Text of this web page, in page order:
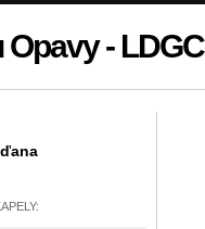
Opavy - LDGC